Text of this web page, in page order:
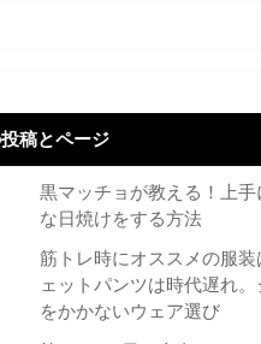
稿とページ
黒マッチョが教える！上手
な日焼けをする方法
筋トレ時にオススメの服装
ェットパンツは時代遅れ
をかかないウェア選び